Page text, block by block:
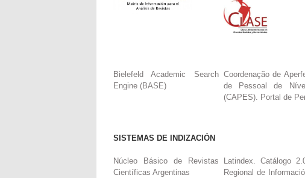
Bielefeld Academic Search
Engine (BASE)
Coordenação de
de Pessoal de
(CAPES). Portal de
SISTEMAS DE INDIZACIÓN
Núcleo Básico de Revistas
Científicas Argentinas
Latindex. Catálogo
Regional de